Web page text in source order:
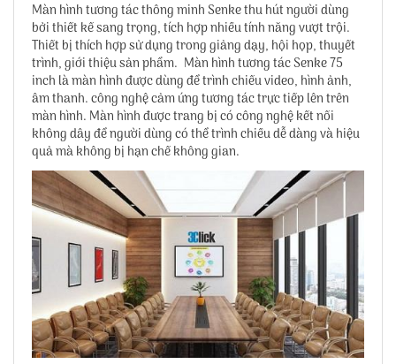
Màn hình tương tác thông minh Senkethu hút người dùng
bởi thiết kế sang trọng, tích hợp nhiều tính năng vượt trội.
Thiết bị thích hợp sử dụng trong giảng dạy, hội họp, thuyết
trình, giới thiệu sản phẩm. Màn hình tương tác Senke 75
inch là màn hình được dùng để trình chiếu video, hình ảnh,
âm thanh. công nghệ cảm ứng tương tác trực tiếp lên trên
màn hình. Màn hình được trang bị có công nghệ kết nối
không dây để người dùng có thể trình chiều dễ dàng và hiệu
quả mà không bị hạn chế không gian.